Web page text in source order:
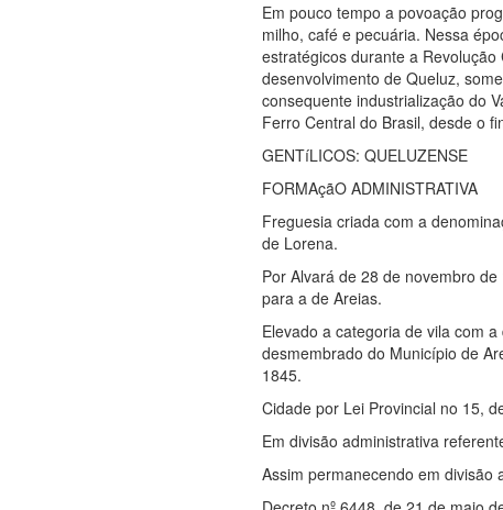
Em pouco tempo a povoação
milho, café e pecuária. Nessa
estratégicos durante a
desenvolvimento de Queluz,
consequente industrialização do
Ferro Central do Brasil, desde o
GENTíLICOS: QUELUZENSE
FORMAçãO ADMINISTRATIVA
Freguesia criada com a
de Lorena.
Por Alvará de 28 de novembro
para a de Areias.
Elevado a categoria de vila com
desmembrado do Município de
1845.
Cidade por Lei Provincial no 15,
Em divisão administrativa
Assim permanecendo em divisão